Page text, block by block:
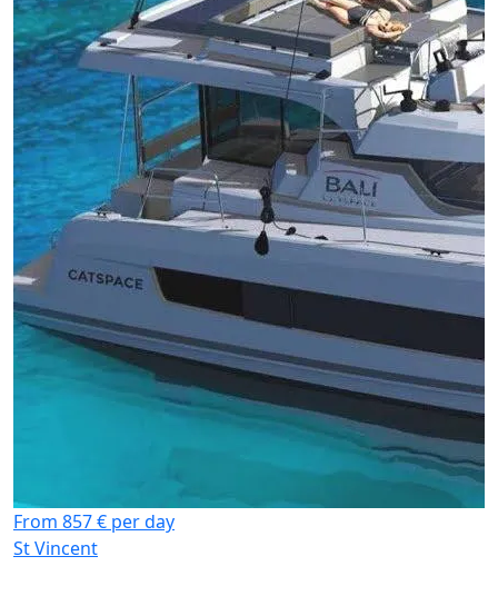
From 857 € per day
St Vincent